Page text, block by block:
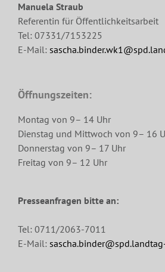
Manuela Straub
Referentin für Öffentlichkeitsarbeit
Tel: 07331/7153225
E-Mail:
Öffnungszeiten:
Montag von 9– 14 Uhr
Dienstag und Mittwoch von 9– 16
Donnerstag von 9– 17 Uhr
Freitag von 9– 12 Uhr
Presseanfragen bitte an:
Tel: 0711/2063-7011
E-Mail: